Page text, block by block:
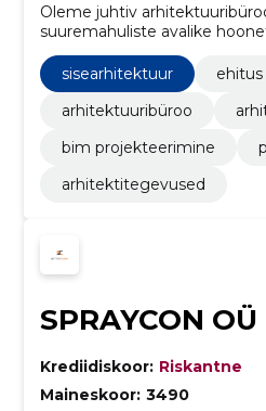
Oleme juhtiv
suuremahuliste avalike
juhtimisele alates aastast 2011.
sisearhitektuur ehitus
arhitektuuribüroo
bim projekteerimine
arhitektitegevused
SPRAYCON OÜ
Krediidiskoor: Riskantne
Maineskoor: 3490